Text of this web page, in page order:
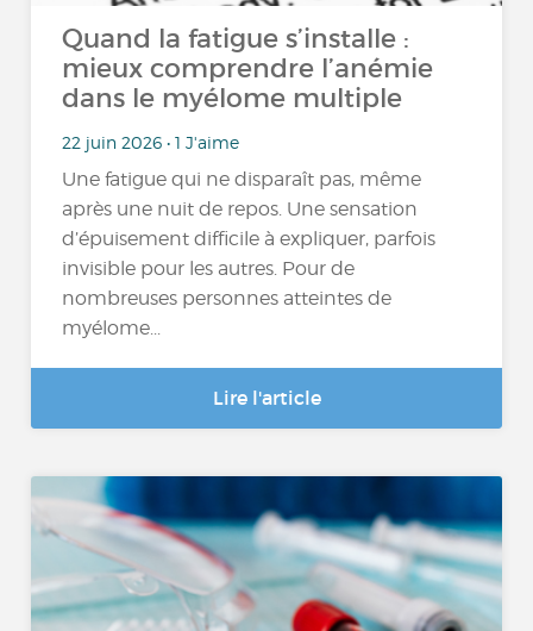
Quand la fatigue s’installe :
mieux comprendre l’anémie
dans le myélome multiple
22 juin 2026 • 1 J'aime
Une fatigue qui ne disparaît pas, même
après une nuit de repos. Une sensation
d’épuisement difficile à expliquer, parfois
invisible pour les autres. Pour de
nombreuses personnes atteintes de
myélome...
Lire l'article